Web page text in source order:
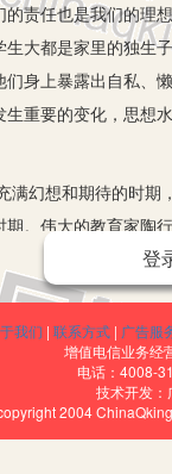
任也是我们的理
大都是家里的独
身上暴露出自私
重要的变化，思
想和期待的时期
。伟大的教育家陶
字之书，也是无言
任进行思想教育的
路人，做好他们的
甚至误入歧途，才可
展的一个极其重
质量、班级的班
登
我们 | 联系方式 | 广告服
增值电信业务经
电话：4008-
技术开发：
2004